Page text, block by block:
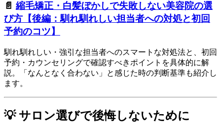
📄 縮毛矯正・白髪ぼかしで失敗しない美容院の選
び方【後編：馴れ馴れしい担当者への対処と初回
予約のコツ】
馴れ馴れしい・強引な担当者へのスマートな対処法と、初回
予約・カウンセリングで確認すべきポイントを具体的に解
説。「なんとなく合わない」と感じた時の判断基準も紹介し
ます。
💡 サロン選びで後悔しないために